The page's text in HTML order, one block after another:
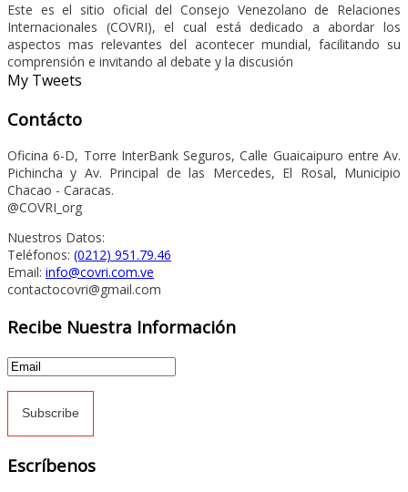
Este es el sitio oficial del Consejo Venezolano de Relaciones
Internacionales (COVRI), el cual está dedicado a abordar los
aspectos mas relevantes del acontecer mundial, facilitando su
comprensión e invitando al debate y la discusión
My Tweets
Contácto
Oficina 6-D, Torre InterBank Seguros, Calle Guaicaipuro entre Av.
Pichincha y Av. Principal de las Mercedes, El Rosal, Municipio
Chacao - Caracas.
@COVRI_org
Nuestros Datos:
Teléfonos: (0212) 951.79.46
Email: info@covri.com.ve
contactocovri@gmail.com
Recibe Nuestra Información
Escríbenos